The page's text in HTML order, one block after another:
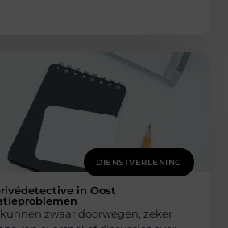
DIENSTVERLENING
in Oost
zwaar doorwegen, zeker